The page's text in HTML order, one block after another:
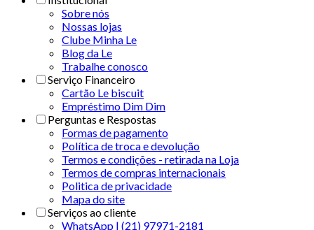
Sobre nós
Nossas lojas
Clube Minha Le
Blog da Le
Trabalhe conosco
Serviço Financeiro
Cartão Le biscuit
Empréstimo Dim Dim
Perguntas e Respostas
Formas de pagamento
Política de troca e devolução
Termos e condições - retirada na Loja
Termos de compras internacionais
Politica de privacidade
Mapa do site
Serviços ao cliente
WhatsApp | (21) 97971-2181